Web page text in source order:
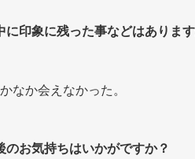
に印象に残った事などはありま
なか会えなかった。
のお気持ちはいかがですか？